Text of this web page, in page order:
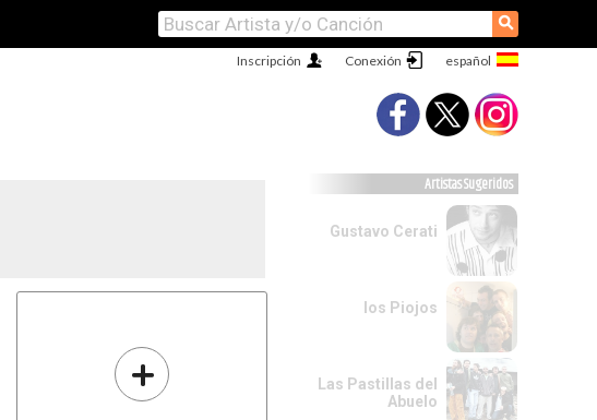
⚲
Conexión
Inscripción
+
Artistas Sugeridos
Gustavo Cerati
los Piojos
Las Pastillas del
Abuelo